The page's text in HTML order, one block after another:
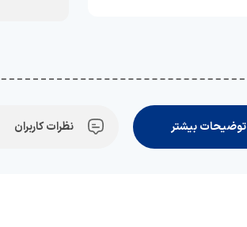
توضیحات بیشتر نظرات کاربران